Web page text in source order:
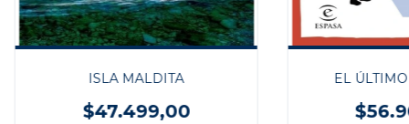
ISLA MALDITA
$47.499,00
EL